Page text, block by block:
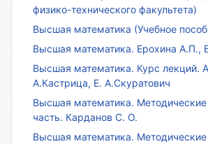
физико-технического факультета)
Высшая математика (Учебное
Высшая математика. Ерохина А.П.,
Высшая математика. Курс лекций.
А.Кастрица, Е. А.Скуратович
Высшая математика. Методические
часть. Карданов С. О.
Высшая математика. Методические